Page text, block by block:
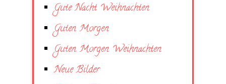
Gute Nacht Weihnachten
Guten Morgen
Guten Morgen Weihnachten
Neue Bilder